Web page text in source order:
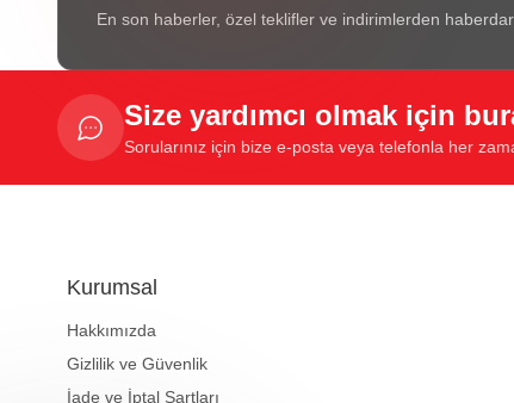
En son haberler, özel teklifler ve indirimlerden haberdar
Size yardımcı olmak için
Sorularınız için bize e-posta veya telefonla her
Kurumsal
Hakkımızda
Gizlilik ve Güvenlik
İade ve İptal Şartları